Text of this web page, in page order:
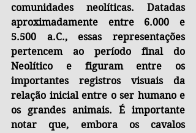
comunidades neolíticas. Datadas
aproximadamente entre 6.000 e
5.500 a.C., essas representações
pertencem ao período final do
Neolítico e figuram entre os
importantes registros visuais da
relação inicial entre o ser humano e
os grandes animais. É importante
notar que, embora os cavalos